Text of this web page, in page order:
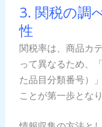
3. 関税の調
性
関税率は、商品カ
って異なるため、
た品目分類番号）
ことが第一歩となり